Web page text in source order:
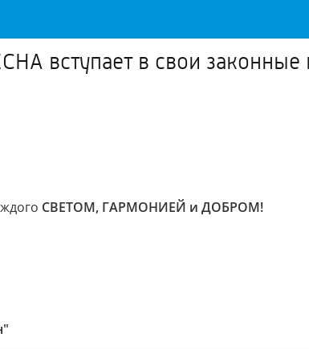
вступает в свои
СВЕТОМ, ГАРМОНИЕЙ и ДОБРОМ!